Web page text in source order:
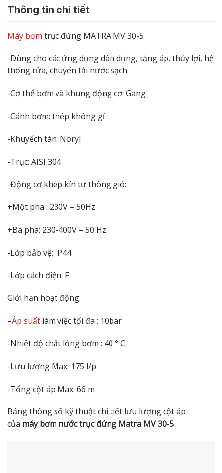
Thông tin chi tiết
Máy bơm trục đứng MATRA MV 30-5
-Dùng cho các ứng dụng dân dụng, tăng áp, thủy lợi, hệ
thống rửa, chuyển tải nước sạch.
-Cơ thể bơm và khung động cơ: Gang
-Cánh bơm: thép không gỉ
-Khuyếch tán: Noryl
-Trục: AISI 304
-Động cơ khép kín tự thông gió:
+Một pha : 230V – 50Hz
+Ba pha: 230-400V – 50 Hz
-Lớp bảo vệ: IP44
-Lớp cách điện: F
Giới hạn hoạt động:
–Áp suất làm việc tối đa : 10bar
-Nhiệt độ chất lỏng bơm : 40 ° C
-Lưu lượng Max: 175 l/p
-Tổng cột áp Max: 66 m
Bảng thông số kỹ thuật chi tiết lưu lượng cột áp
của máy bơm nước trục đứng Matra MV 30-5